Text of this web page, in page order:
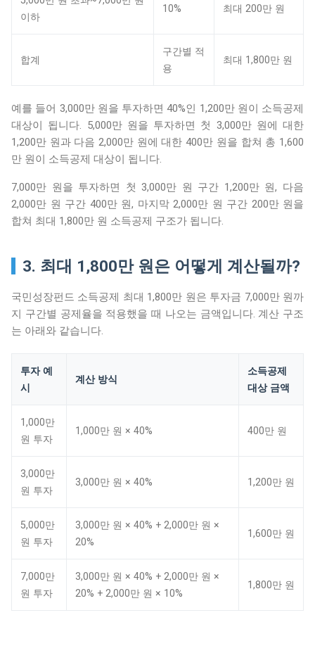
이하
10% 최대 200만 원
합계
구간별 적
용
최대 1,800만 원
예를 들어 3,000만 원을 투자하면 40%인 1,200만 원이 소득공제
대상이 됩니다. 5,000만 원을 투자하면 첫 3,000만 원에 대한
1,200만 원과 다음 2,000만 원에 대한 400만 원을 합쳐 총 1,600
만 원이 소득공제 대상이 됩니다.
7,000만 원을 투자하면 첫 3,000만 원 구간 1,200만 원, 다음
2,000만 원 구간 400만 원, 마지막 2,000만 원 구간 200만 원을
합쳐 최대 1,800만 원 소득공제 구조가 됩니다.
3. 최대 1,800만 원은 어떻게 계산될까?
국민성장펀드 소득공제 최대 1,800만 원은 투자금 7,000만 원까
지 구간별 공제율을 적용했을 때 나오는 금액입니다. 계산 구조
는 아래와 같습니다.
투자 예
시
계산 방식
소득공제
대상 금액
1,000만
원 투자
1,000만 원 × 40% 400만 원
3,000만
원 투자
3,000만 원 × 40% 1,200만 원
5,000만
원 투자
3,000만 원 × 40% + 2,000만 원 ×
20%
1,600만 원
7,000만
원 투자
3,000만 원 × 40% + 2,000만 원 ×
20% + 2,000만 원 × 10%
1,800만 원